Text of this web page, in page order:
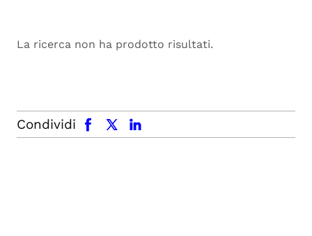
La ricerca non ha prodotto risultati.
Condividi
facebook x.com linkedin